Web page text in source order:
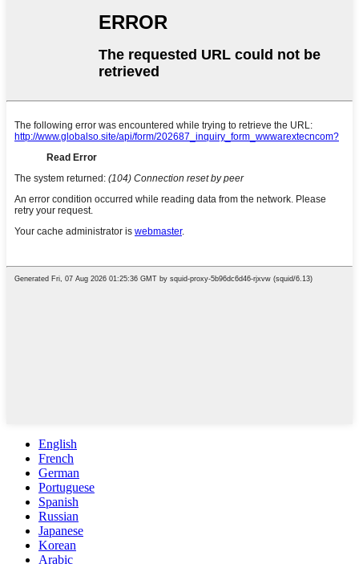
English
French
German
Portuguese
Spanish
Russian
Japanese
Korean
Arabic